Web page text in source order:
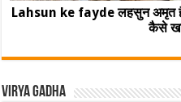
Lahsun ke fayde लहसुन अमृत है
कैसे
Virya Gadha